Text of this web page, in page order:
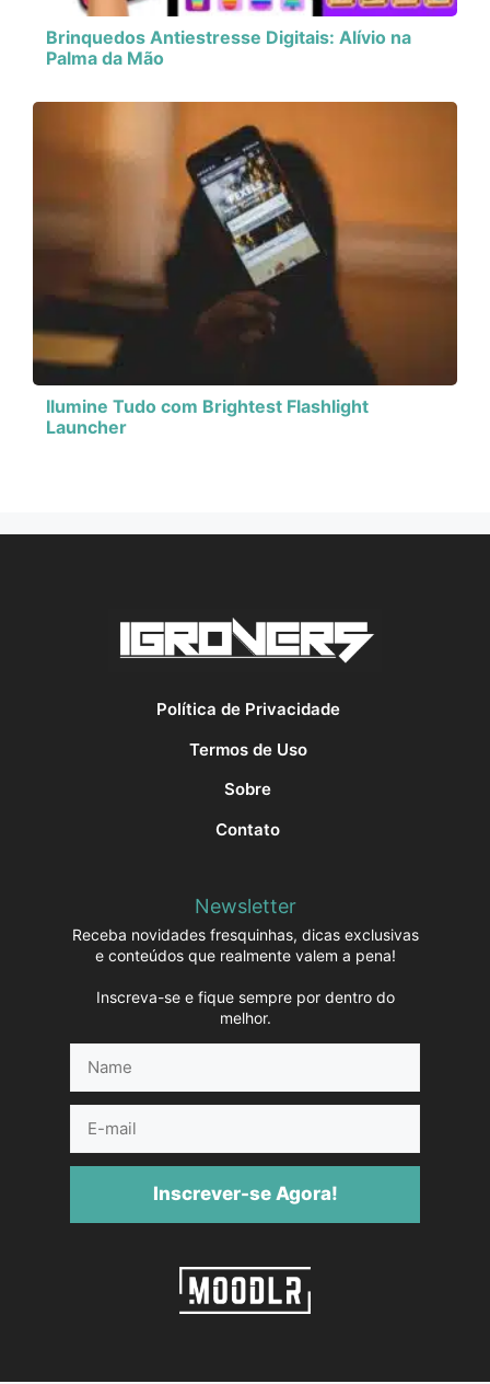
Brinquedos Antiestresse Digitais: Alívio na
Palma da Mão
Ilumine Tudo com Brightest Flashlight
Launcher
Política de Privacidade
Termos de Uso
Sobre
Contato
Newsletter
Receba novidades fresquinhas, dicas exclusivas
e conteúdos que realmente valem a pena!
Inscreva-se e fique sempre por dentro do
melhor.
mail
Inscrever-se Agora!